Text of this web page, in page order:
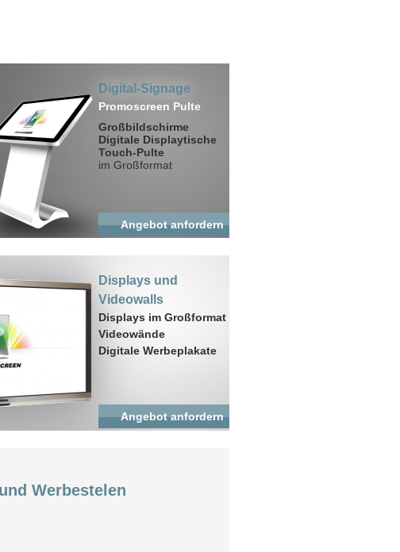
Digital-Signage
Promoscreen Pulte
Großbildschirme
Digitale Displaytische
Touch-Pulte
im Großformat
Angebot anfordern
Displays und
Videowalls
Displays im Großformat
Videowände
Digitale Werbeplakate
Angebot anfordern
Werbestelen